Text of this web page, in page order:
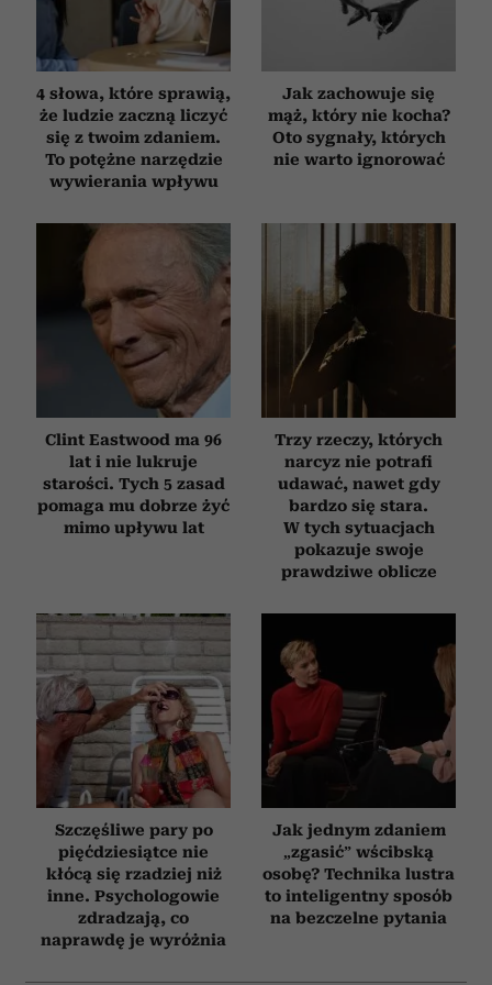
otrzymanymi od Ciebie lub uzyskanymi podczas
korzystania z ich usług.
4 słowa, które sprawią,
że ludzie zaczną liczyć
się z twoim zdaniem.
To potężne narzędzie
wywierania wpływu
Jak zachowuje się
mąż, który nie kocha?
Oto sygnały, których
nie warto ignorować
Clint Eastwood ma 96
lat i nie lukruje
starości. Tych 5 zasad
pomaga mu dobrze żyć
mimo upływu lat
Trzy rzeczy, których
narcyz nie potrafi
udawać, nawet gdy
bardzo się stara.
W tych sytuacjach
pokazuje swoje
prawdziwe oblicze
Szczęśliwe pary po
pięćdziesiątce nie
kłócą się rzadziej niż
inne. Psychologowie
zdradzają, co
naprawdę je wyróżnia
Jak jednym zdaniem
„zgasić” wścibską
osobę? Technika lustra
to inteligentny sposób
na bezczelne pytania